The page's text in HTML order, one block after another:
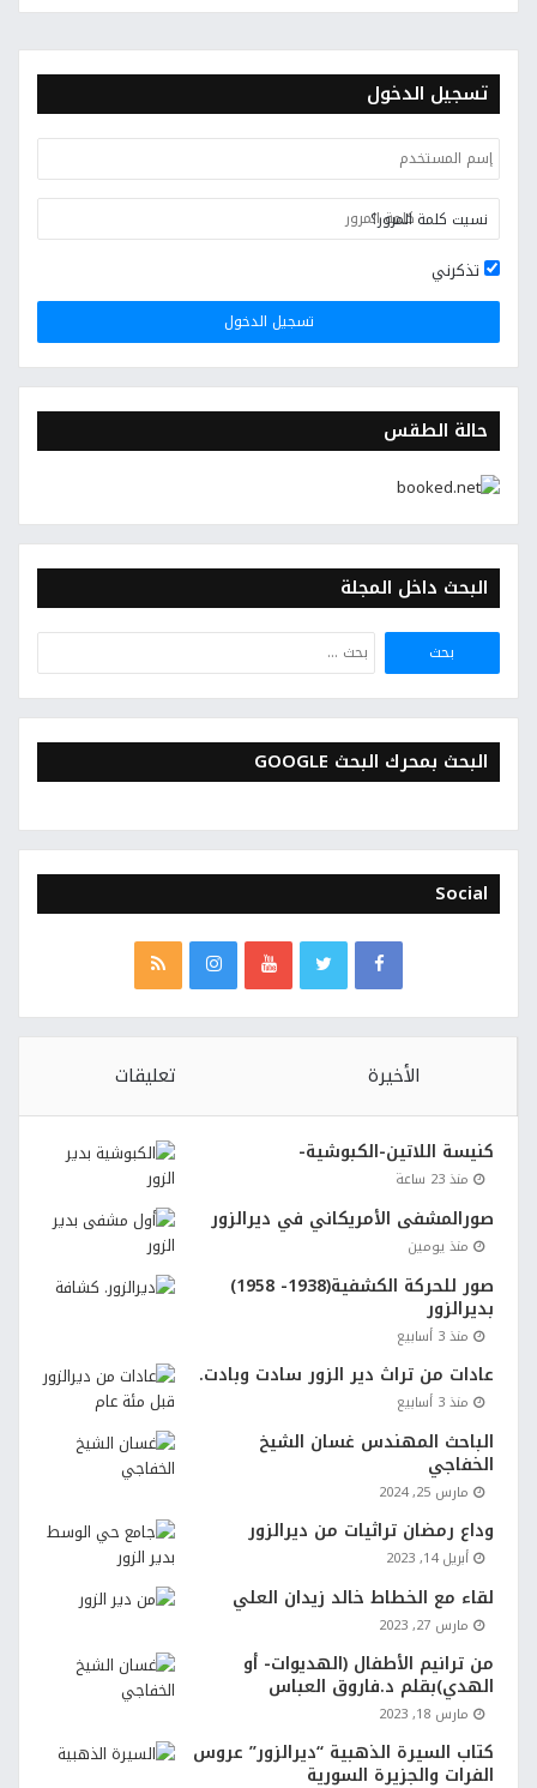
تسجيل الدخول
نسيت كلمة المرور؟
تذكرني
تسجيل الدخول
حالة الطقس
البحث داخل المجلة
البحث
عن:
البحث بمحرك البحث GOOGLE
Social
الأخيرة تعليقات
كنيسة اللاتين-الكبوشية-
منذ 23 ساعة
صورالمشفى الأمريكاني في ديرالزور
منذ يومين
صور للحركة الكشفية(1938- 1958)
بديرالزور
منذ 3 أسابيع
عادات من تراث دير الزور سادت وبادت.
منذ 3 أسابيع
الباحث المهندس غسان الشيخ
الخفاجي
مارس 25, 2024
وداع رمضان تراثيات من ديرالزور
أبريل 14, 2023
لقاء مع الخطاط خالد زيدان العلي
مارس 27, 2023
من ترانيم الأطفال (الهديوات- أو
الهدي)بقلم د.فاروق العباس
مارس 18, 2023
كتاب السيرة الذهبية “ديرالزور” عروس
الفرات والجزيرة السورية